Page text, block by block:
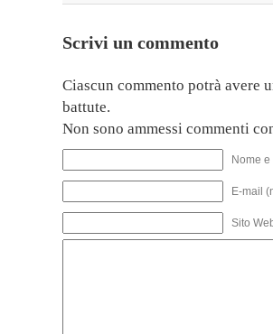
Scrivi un commento
Ciascun commento potrà avere
battute.
Non sono ammessi commenti
Nome
E-mail
Sito